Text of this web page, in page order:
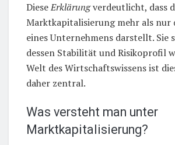
DieseErklärungverdeutlicht, dass
Marktkapitalisierung mehr als nur
eines Unternehmens darstellt. Sie
dessen Stabilität und Risikoprofil
Welt des Wirtschaftswissens ist
daher zentral.
Was versteht man unter
Marktkapitalisierung?